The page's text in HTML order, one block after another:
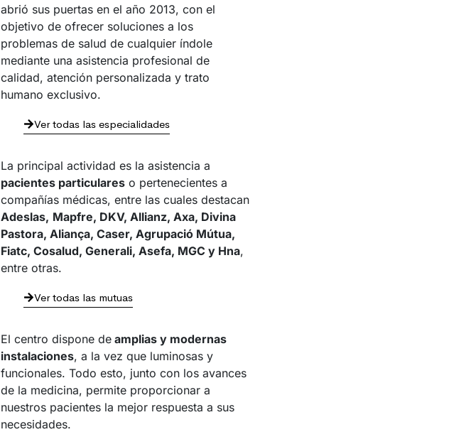
abrió sus puertas en el año 2013, con el
objetivo de ofrecer soluciones a los
problemas de salud de cualquier índole
mediante una asistencia profesional de
calidad, atención personalizada y trato
humano exclusivo.
Ver todas las especialidades
La principal actividad es la asistencia a
pacientes particulares o pertenecientes a
compañías médicas, entre las cuales destacan
Adeslas, Mapfre, DKV, Allianz, Axa, Divina
Pastora, Aliança, Caser, Agrupació Mútua,
Fiatc, Cosalud, Generali, Asefa, MGC y Hna,
entre otras.
Ver todas las mutuas
El centro dispone de amplias y modernas
instalaciones, a la vez que luminosas y
funcionales. Todo esto, junto con los avances
de la medicina, permite proporcionar a
nuestros pacientes la mejor respuesta a sus
necesidades.